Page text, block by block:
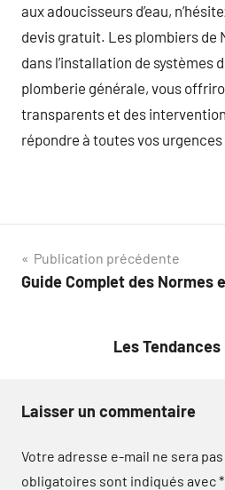
aux adoucisseurs d’eau,
devis gratuit. Les plombiers de
dans l’installation de systèmes
plomberie générale, vous
transparents et des
répondre à toutes vos
Navigation
de
Publication précédente
Guide Complet des Normes
Les
Laisser un commentaire
Votre adresse e-mail ne sera pas
obligatoires sont indiqués avec*